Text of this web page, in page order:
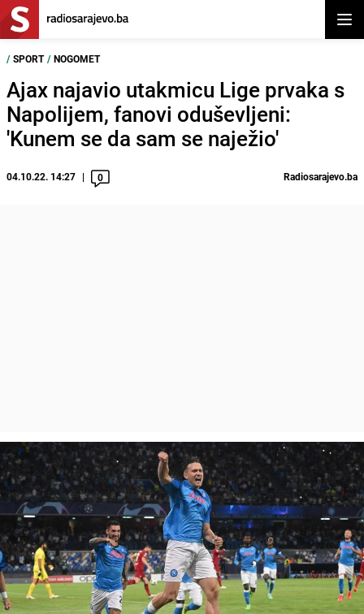
/ SPORT / NOGOMET
Ajax najavio utakmicu Lige prvaka s
Napolijem, fanovi oduševljeni:
'Kunem se da sam se naježio'
04.10.22. 14:27 0 Radiosarajevo.ba